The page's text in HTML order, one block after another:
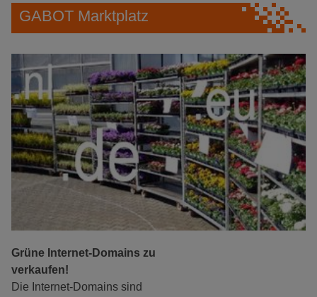
GABOT Marktplatz
Grüne Internet-Domains zu
verkaufen!
Die Internet-Domains sind